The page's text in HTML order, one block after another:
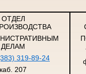
ОТДЕЛ
ДЕЛАМ
319-89-24
каб. 207